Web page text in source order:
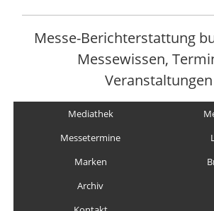
Messe-Berichterstattung
Messewissen,
Veranstaltungen
Mediathek
Messetermine
Marken
Archiv